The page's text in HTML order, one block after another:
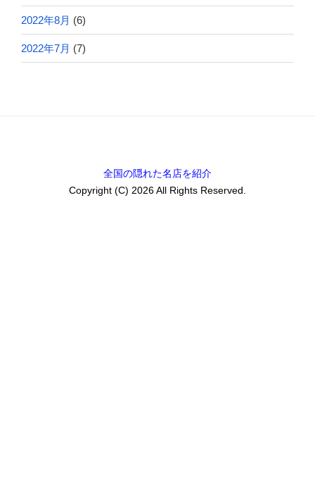
2022年8月 (6)
2022年7月 (7)
全国の隠れた名店を紹介
Copyright (C) 2026 All Rights Reserved.